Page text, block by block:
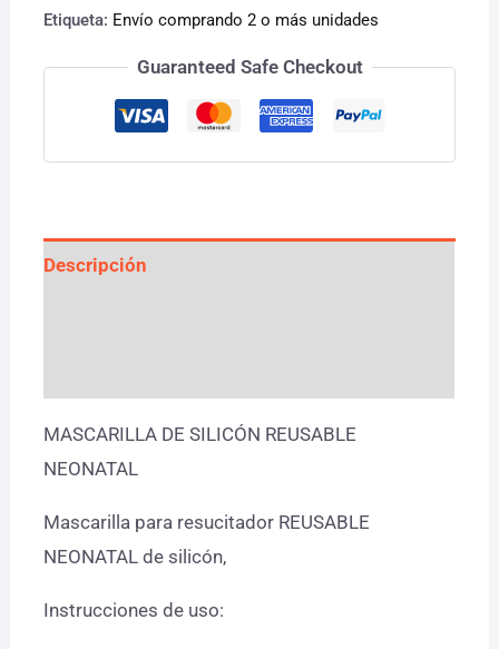
Etiqueta: Envío comprando 2 o más unidades
Guaranteed Safe Checkout
Descripción
MASCARILLA DE SILICÓN REUSABLE
NEONATAL
Mascarilla para resucitador REUSABLE
NEONATAL de silicón,
Instrucciones de uso: